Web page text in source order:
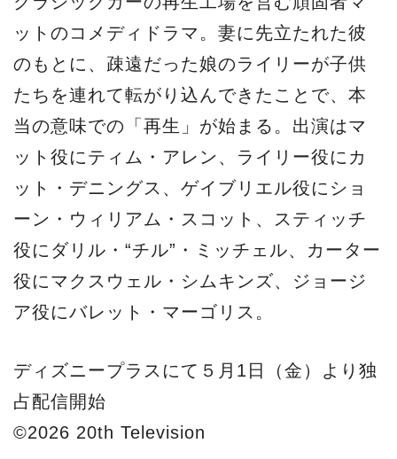
ットのコメディドラマ。妻に先立たれた彼
のもとに、疎遠だった娘のライリーが子供
たちを連れて転がり込んできたことで、本
当の意味での「再生」が始まる。出演はマ
ット役にティム・アレン、ライリー役にカ
ット・デニングス、ゲイブリエル役にショ
ーン・ウィリアム・スコット、スティッチ
役にダリル・“チル”・ミッチェル、カーター
役にマクスウェル・シムキンズ、ジョージ
ア役にバレット・マーゴリス。
ディズニープラスにて５月1日（金）より独
占配信開始
©2026 20th Television